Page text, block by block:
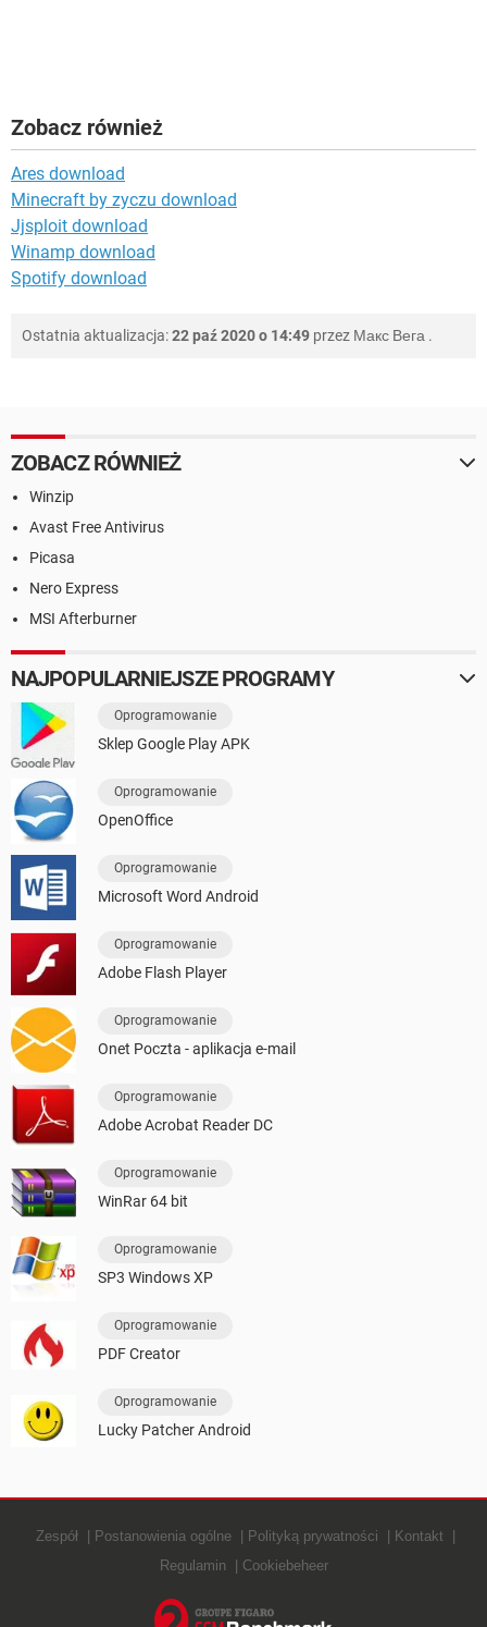
Zobacz również
Ares download
Minecraft by zyczu download
Jjsploit download
Winamp download
Spotify download
Ostatnia aktualizacja:22 paź 2020 o 14:49 przez Макс Вега .
ZOBACZ RÓWNIEŻ
Winzip
Avast Free Antivirus
Picasa
Nero Express
MSI Afterburner
NAJPOPULARNIEJSZE PROGRAMY
Oprogramowanie
Sklep Google Play APK
Oprogramowanie
OpenOffice
Oprogramowanie
Microsoft Word Android
Oprogramowanie
Adobe Flash Player
Oprogramowanie
Onet Poczta - aplikacja e-mail
Oprogramowanie
Adobe Acrobat Reader DC
Oprogramowanie
WinRar 64 bit
Oprogramowanie
SP3 Windows XP
Oprogramowanie
PDF Creator
Oprogramowanie
Lucky Patcher Android
Zespół Postanowienia ogólne Polityką prywatności
Kontakt
Regulamin
Cookiebeheer